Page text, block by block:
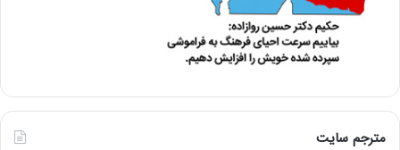
مترجم سایت